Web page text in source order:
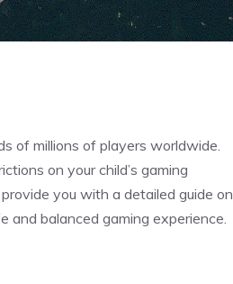
of millions of players worldwide.
on your child’s gaming
you with a detailed guide on
balanced gaming experience.